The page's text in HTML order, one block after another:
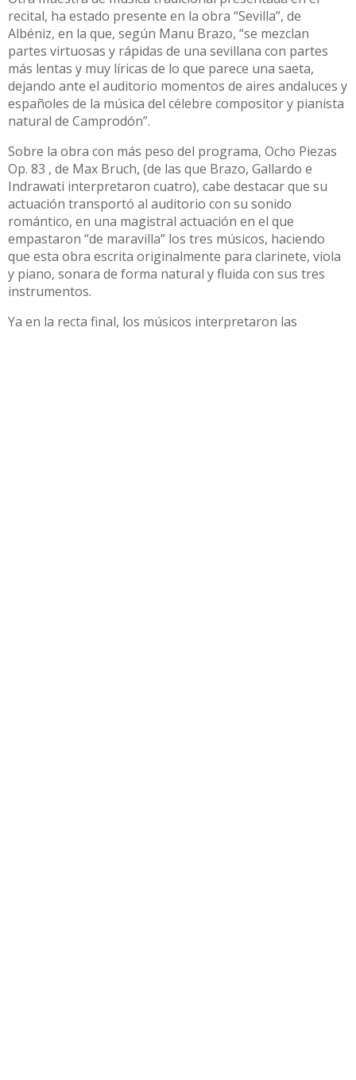
recital, ha estado presente en la obra “Sevilla”, de
Albéniz, en la que, según Manu Brazo, “se mezclan
partes virtuosas y rápidas de una sevillana con partes
más lentas y muy líricas de lo que parece una saeta,
dejando ante el auditorio momentos de aires andaluces y
españoles de la música del célebre compositor y pianista
natural de Camprodón”.
Sobre la obra con más peso del programa, Ocho Piezas
Op. 83 , de Max Bruch, (de las que Brazo, Gallardo e
Indrawati interpretaron cuatro), cabe destacar que su
actuación transportó al auditorio con su sonido
romántico, en una magistral actuación en el que
empastaron “de maravilla” los tres músicos, haciendo
que esta obra escrita originalmente para clarinete, viola
y piano, sonara de forma natural y fluida con sus tres
instrumentos.
Ya en la recta final, los músicos interpretaron las